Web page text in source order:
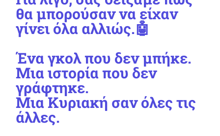
θα μπορούσαν να είχαν
γίνει όλα αλλιώς.🤖
Ένα γκολ που δεν μπήκε.
Μια ιστορία που δεν
γράφτηκε.
Μια Κυριακή σαν όλες τις
άλλες.